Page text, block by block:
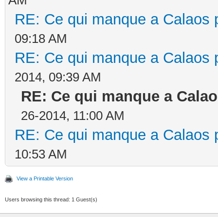
RE: Ce qui manque a Calaos
09:18 AM
RE: Ce qui manque a Calaos
2014, 09:39 AM
RE: Ce qui manque a
26-2014, 11:00 AM
RE: Ce qui manque a Calaos
10:53 AM
View a Printable Version
Users browsing this thread: 1 Guest(s)